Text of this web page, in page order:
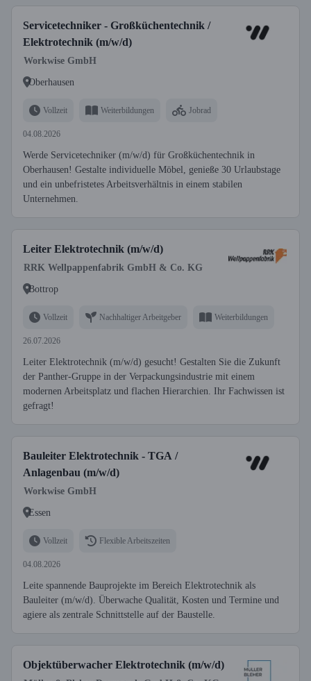
Servicetechniker - Großküchentechnik /
Elektrotechnik (m/w/d)
Workwise GmbH
Oberhausen
Vollzeit Weiterbildungen Jobrad
04.08.2026
Werde Servicetechniker (m/w/d) für Großküchentechnik in
Oberhausen! Gestalte individuelle Möbel, genieße 30 Urlaubstage
und ein unbefristetes Arbeitsverhältnis in einem stabilen
Unternehmen.
Leiter Elektrotechnik (m/w/d)
RRK Wellpappenfabrik GmbH & Co. KG
Bottrop
Vollzeit Nachhaltiger Arbeitgeber Weiterbildungen
26.07.2026
Leiter Elektrotechnik (m/w/d) gesucht! Gestalten Sie die Zukunft
der Panther-Gruppe in der Verpackungsindustrie mit einem
modernen Arbeitsplatz und flachen Hierarchien. Ihr Fachwissen ist
gefragt!
Bauleiter Elektrotechnik - TGA /
Anlagenbau (m/w/d)
Workwise GmbH
Essen
Vollzeit Flexible Arbeitszeiten
04.08.2026
Leite spannende Bauprojekte im Bereich Elektrotechnik als
Bauleiter (m/w/d). Überwache Qualität, Kosten und Termine und
agiere als zentrale Schnittstelle auf der Baustelle.
Objektüberwacher Elektrotechnik (m/w/d)